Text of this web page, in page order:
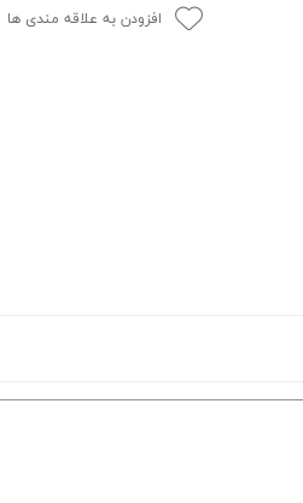
افزودن به علاقه مندی ها